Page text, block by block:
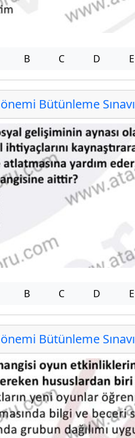
B C D E
Bütünleme Sınavı
B C D E
Bütünleme Sınavı